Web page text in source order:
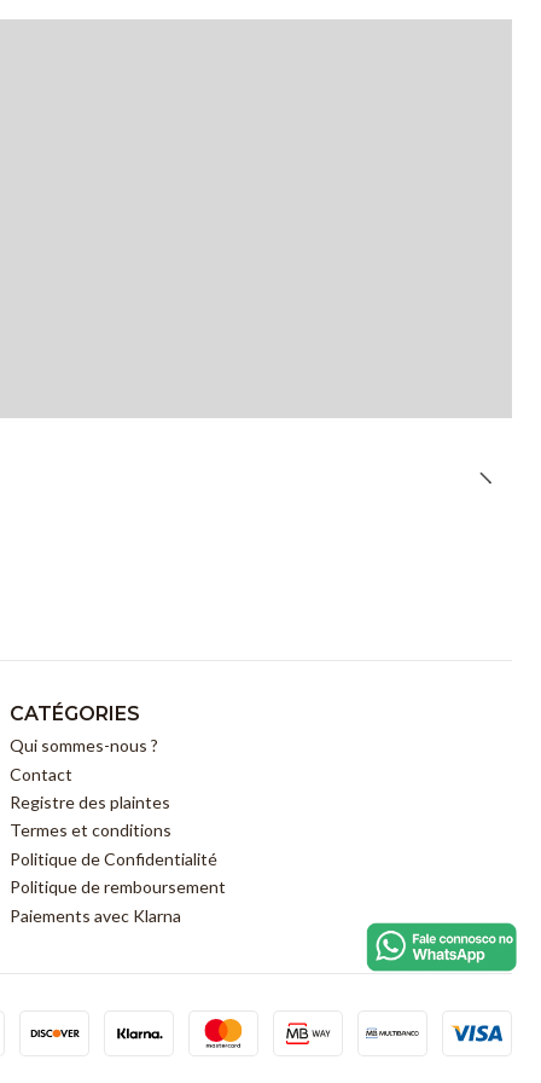
CATÉGORIES
Qui sommes-nous ?
Contact
Registre des plaintes
Termes et conditions
Politique de Confidentialité
Politique de remboursement
Paiements avec Klarna